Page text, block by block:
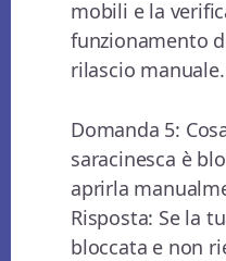
mobili e la
funzionamento
rilascio manuale.
Domanda 5:
saracinesca è
aprirla
Risposta: Se la
bloccata e non